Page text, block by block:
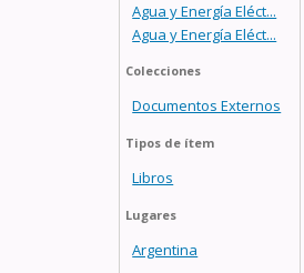
Agua y Energía Eléct...
Agua y Energía Eléct...
Colecciones
Documentos Externos
Tipos de ítem
Libros
Lugares
Argentina